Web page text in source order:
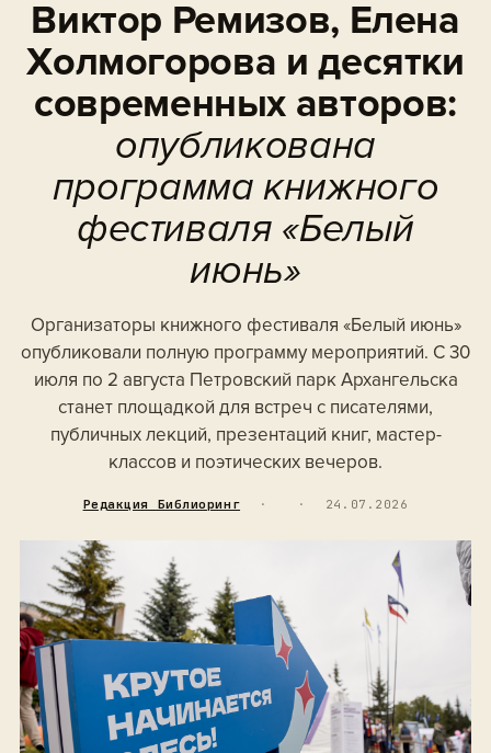
Виктор Ремизов, Елена
Холмогорова и десятки
современных авторов:
опубликована
программа книжного
фестиваля «Белый
июнь»
Организаторы книжного фестиваля «Белый июнь»
опубликовали полную программу мероприятий. С 30
июля по 2 августа Петровский парк Архангельска
станет площадкой для встреч с писателями,
публичных лекций, презентаций книг, мастер-
классов и поэтических вечеров.
Редакция Библиоринг · · 24.07.2026